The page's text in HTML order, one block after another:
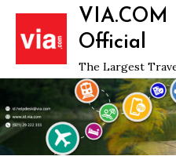
Skip
content
VIA.COM
Official
The Largest